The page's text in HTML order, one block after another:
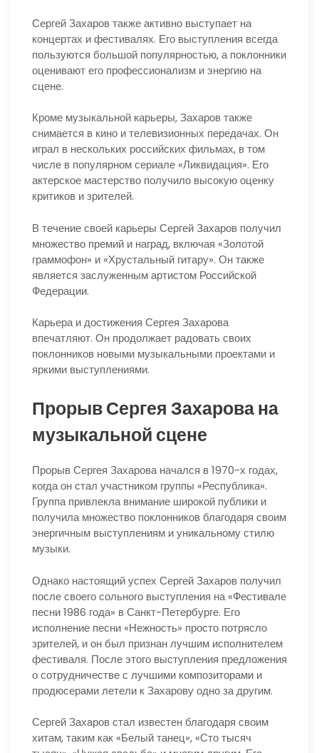
Сергей Захаров также активно выступает на
концертах и фестивалях. Его выступления всегда
пользуются большой популярностью, а поклонники
оценивают его профессионализм и энергию на
сцене.
Кроме музыкальной карьеры, Захаров также
снимается в кино и телевизионных передачах. Он
играл в нескольких российских фильмах, в том
числе в популярном сериале «Ликвидация». Его
актерское мастерство получило высокую оценку
критиков и зрителей.
В течение своей карьеры Сергей Захаров получил
множество премий и наград, включая «Золотой
граммофон» и «Хрустальный гитару». Он также
является заслуженным артистом Российской
Федерации.
Карьера и достижения Сергея Захарова
впечатляют. Он продолжает радовать своих
поклонников новыми музыкальными проектами и
яркими выступлениями.
Прорыв Сергея Захарова на
музыкальной сцене
Прорыв Сергея Захарова начался в 1970-х годах,
когда он стал участником группы «Республика».
Группа привлекла внимание широкой публики и
получила множество поклонников благодаря своим
энергичным выступлениям и уникальному стилю
музыки.
Однако настоящий успех Сергей Захаров получил
после своего сольного выступления на «Фестивале
песни 1986 года» в Санкт-Петербурге. Его
исполнение песни «Нежность» просто потрясло
зрителей, и он был признан лучшим исполнителем
фестиваля. После этого выступления предложения
о сотрудничестве с лучшими композиторами и
продюсерами летели к Захарову одно за другим.
Сергей Захаров стал известен благодаря своим
хитам, таким как «Белый танец», «Сто тысяч